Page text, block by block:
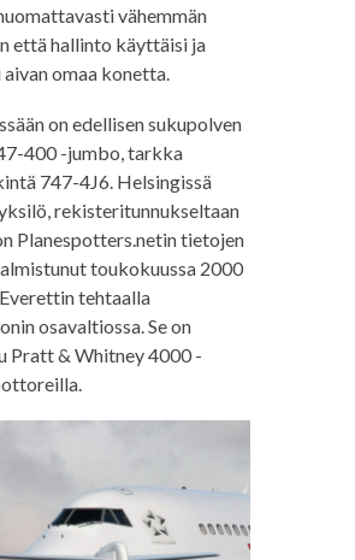
vähemmän
että hallinto käyttäisi ja
omaa konetta.
on edellisen sukupolven
400 -jumbo, tarkka
747-4J6. Helsingissä
rekisteritunnukseltaan
Planespotters.netin tietojen
toukokuussa 2000
tehtaalla
osavaltiossa. Se on
Pratt & Whitney 4000 -